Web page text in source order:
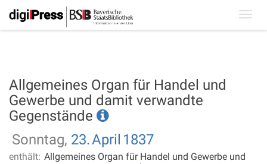
Allgemeines Organ für Handel und
Gewerbe und damit verwandte
Gegenstände
Sonntag, 23.April 1837
enthält: Allgemeines Organ für Handel und Gewerbe und